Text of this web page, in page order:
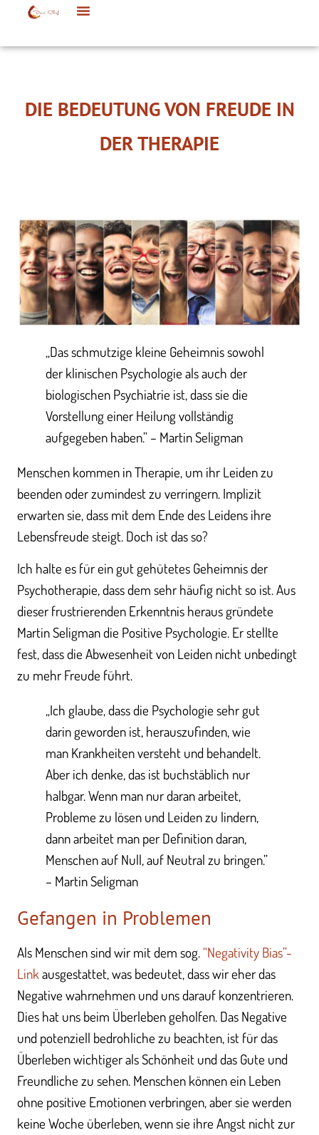
DIE BEDEUTUNG VON FREUDE IN
DER THERAPIE
„Das schmutzige kleine Geheimnis sowohl
der klinischen Psychologie als auch der
biologischen Psychiatrie ist, dass sie die
Vorstellung einer Heilung vollständig
aufgegeben haben.” – Martin Seligman
Menschen kommen in Therapie, um ihr Leiden zu
beenden oder zumindest zu verringern. Implizit
erwarten sie, dass mit dem Ende des Leidens ihre
Lebensfreude steigt. Doch ist das so?
Ich halte es für ein gut gehütetes Geheimnis der
Psychotherapie, dass dem sehr häufig nicht so ist. Aus
dieser frustrierenden Erkenntnis heraus gründete
Martin Seligman die Positive Psychologie. Er stellte
fest, dass die Abwesenheit von Leiden nicht unbedingt
zu mehr Freude führt.
„Ich glaube, dass die Psychologie sehr gut
darin geworden ist, herauszufinden, wie
man Krankheiten versteht und behandelt.
Aber ich denke, das ist buchstäblich nur
halbgar. Wenn man nur daran arbeitet,
Probleme zu lösen und Leiden zu lindern,
dann arbeitet man per Definition daran,
Menschen auf Null, auf Neutral zu bringen.”
– Martin Seligman
Gefangen in Problemen
Als Menschen sind wir mit dem sog.“Negativity Bias”-
Linkausgestattet, was bedeutet, dass wir eher das
Negative wahrnehmen und uns darauf konzentrieren.
Dies hat uns beim Überleben geholfen. Das Negative
und potenziell bedrohliche zu beachten, ist für das
Überleben wichtiger als Schönheit und das Gute und
Freundliche zu sehen. Menschen können ein Leben
ohne positive Emotionen verbringen, aber sie werden
keine Woche überleben, wenn sie ihre Angst nicht zur